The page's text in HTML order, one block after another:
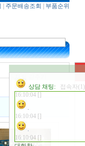
주문배송조회 부품순위
↖채팅 감추기
상담 채팅:
접속자(1)
14:23:46 []
16:10:04 []
.
16:10:04 []
.
16:10:04 []
.
16:10:04 []
.
16:10:04 []
.